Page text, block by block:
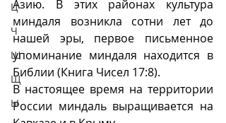
Ц
Ч
Ш
Щ
Ы
Азию. В этих районах культура
миндаля возникла сотни лет до
нашей эры, первое письменное
упоминание миндаля находится в
Библии (Книга Чисел 17:8).
В настоящее время на территории
России миндаль выращивается на